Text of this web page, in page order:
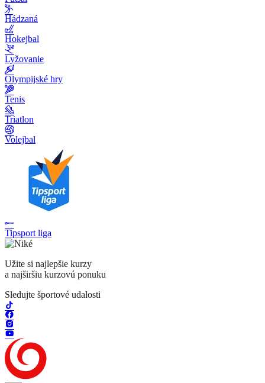
Hádzaná
Hokejbal
Lyžovanie
Olympijské hry
Tenis
Triatlon
Volejbal
Tipsport liga
Užite si najlepšie kurzy
a najširšiu kurzovú ponuku
Sledujte športové udalosti